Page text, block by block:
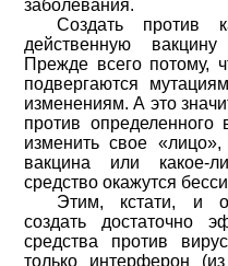
заболевания.
Создать против
действенную
Прежде всего потому,
подвергаются
изменениям. А это
против определенного
изменить свое
вакцина или какое-
средство окажутся
Этим, кстати, и
создать достаточно
средства против
только интерферон